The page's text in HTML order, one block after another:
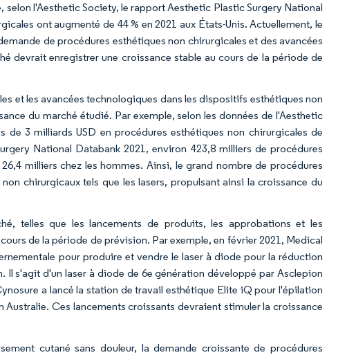
l'Aesthetic Society, le rapport Aesthetic Plastic Surgery National
ont augmenté de 44 % en 2021 aux États-Unis. Actuellement, le
de procédures esthétiques non chirurgicales et des avancées
devrait enregistrer une croissance stable au cours de la période de
et les avancées technologiques dans les dispositifs esthétiques non
du marché étudié. Par exemple, selon les données de l'Aesthetic
3 milliards USD en procédures esthétiques non chirurgicales de
National Databank 2021, environ 423,8 milliers de procédures
milliers chez les hommes. Ainsi, le grand nombre de procédures
chirurgicaux tels que les lasers, propulsant ainsi la croissance du
telles que les lancements de produits, les approbations et les
de la période de prévision. Par exemple, en février 2021, Medical
pour produire et vendre le laser à diode pour la réduction
s'agit d'un laser à diode de 6e génération développé par Asclepion
a lancé la station de travail esthétique Elite iQ pour l'épilation
Ces lancements croissants devraient stimuler la croissance
cutané sans douleur, la demande croissante de procédures